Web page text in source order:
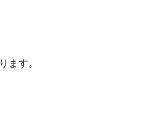
ます。